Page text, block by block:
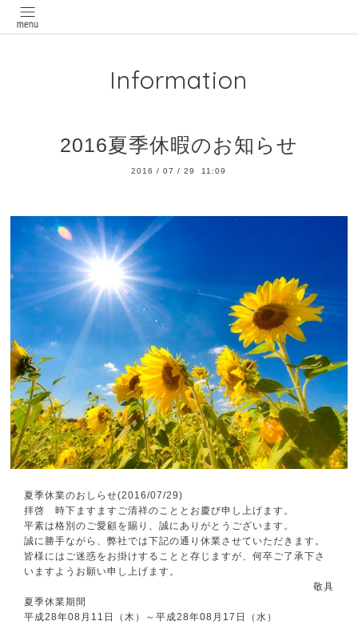
Information
2016夏季休暇のお知らせ
2016 /07 /29 11:09
夏季休業のおしらせ(2016/07/29)
拝啓 時下ますますご清祥のこととお慶び申し上げます。
平素は格別のご愛顧を賜り、誠にありがとうございます。
誠に勝手ながら、弊社では下記の通り休業させていただきます。
皆様にはご迷惑をお掛けすることと存じますが、何卒ご了承下さ
いますようお願い申し上げます。
敬具
夏季休業期間
平成28年08月11日（木）～平成28年08月17日（水）